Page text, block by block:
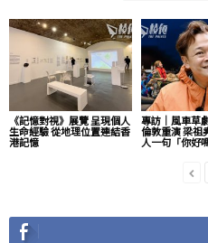
《記憶對視》展覽 呈現個人
生命經驗 從地理位置連結香
港記憶
專訪｜風車草
倫敦重演 梁祖
人一句「你好